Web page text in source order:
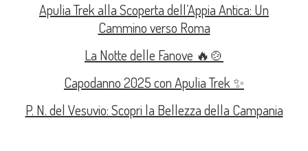
Apulia Trek alla Scoperta dell’Appia Antica: Un
Cammino verso Roma
La Notte delle Fanove 🔥🍲
Capodanno 2025 con Apulia Trek ✨
P. N. del Vesuvio: Scopri la Bellezza della Campania